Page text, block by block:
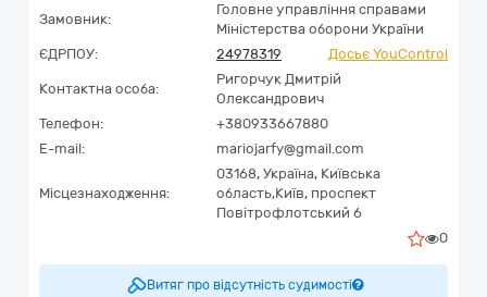
Замовник:
Головне управління справами
Міністерства оборони України
ЄДРПОУ:
24978319 Досьє YouControl
Контактна особа:
Ригорчук Дмитрій
Олександрович
Телефон:
+380933667880
E-mail:
mariojarfy@gmail.com
Місцезнаходження:
03168, Україна, Київська
область,Київ, проспект
Повітрофлотський 6
0
Витяг про відсутність судимості